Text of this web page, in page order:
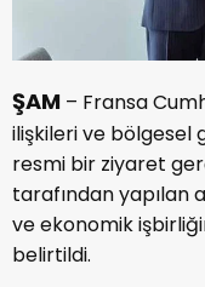
ŞAM – Fransa
ilişkileri ve bölgesel
resmi bir ziyaret
tarafından yapılan
ve ekonomik
belirtildi.